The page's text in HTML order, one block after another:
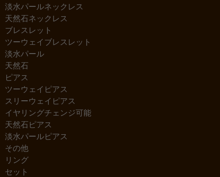
淡水パールネックレス
天然石ネックレス
ブレスレット
ツーウェイブレスレット
淡水パール
天然石
ピアス
ツーウェイピアス
スリーウェイピアス
イヤリングチェンジ可能
天然石ピアス
淡水パールピアス
その他
リング
セット